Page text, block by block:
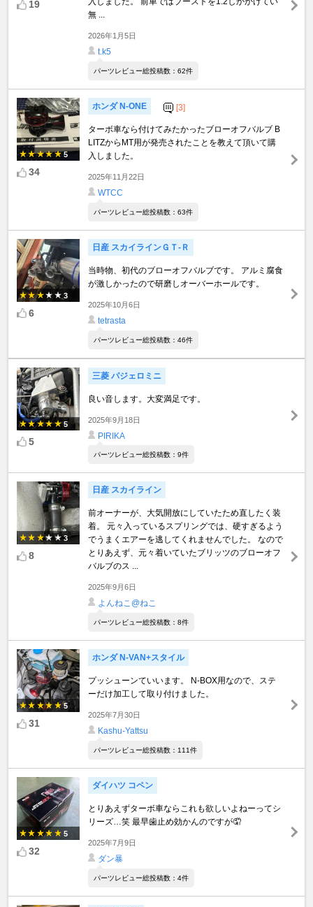
19
無 ...
2026年1月5日
t.k5
パーツレビュー総投稿数：62件
5
34
ホンダ N-ONE [3]
ターボ車なら付けてみたかったブローオフバルブ B
LITZからMT用が発売されたことを教えて頂いて購
入しました。
2025年11月22日
WTCC
パーツレビュー総投稿数：63件
3
6
日産 スカイラインＧＴ‐Ｒ
当時物、初代のブローオフバルブです。 アルミ腐食
が激しかったので研磨しオーバーホールです。
2025年10月6日
tetrasta
パーツレビュー総投稿数：46件
5
5
三菱 パジェロミニ
良い音します。大変満足です。
2025年9月18日
PIRIKA
パーツレビュー総投稿数：9件
3
8
日産 スカイライン
前オーナーが、大気開放にしていたため直したく装
着。 元々入っているスプリングでは、硬すぎるよう
でうまくエアーを逃してくれませんでした。 なので
とりあえず、元々着いていたブリッツのブローオフ
バルブのス ...
2025年9月6日
よんねこ@ねこ
パーツレビュー総投稿数：8件
5
31
ホンダ N-VAN+スタイル
プッシューンていいます。 N-BOX用なので、ステ
ーだけ加工して取り付けました。
2025年7月30日
Kashu-Yattsu
パーツレビュー総投稿数：111件
5
32
ダイハツ コペン
とりあえずターボ車ならこれも欲しいよねーってシ
リーズ…笑 最早歯止め効かんのですが🤦
2025年7月9日
ダン暴
パーツレビュー総投稿数：4件